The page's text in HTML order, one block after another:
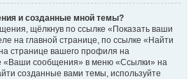
и созданные мной темы?
щёлкнув по ссылке «Показать ваши
на главной странице, по ссылке «Найти
странице вашего профиля на
«Ваши сообщения» в меню «Ссылки» на
созданные вами темы, используйте